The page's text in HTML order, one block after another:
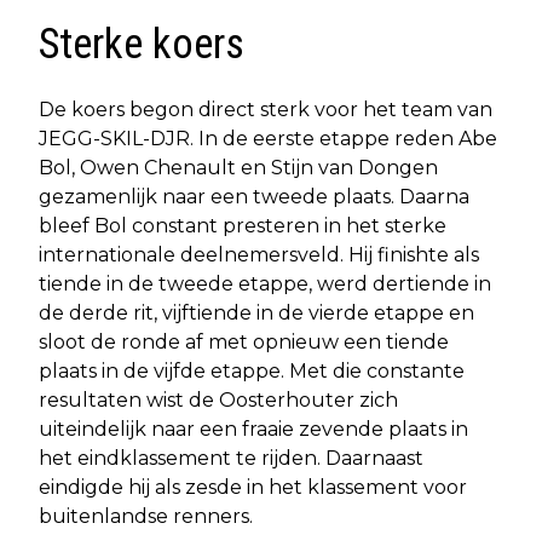
Sterke koers
De koers begon direct sterk voor het team van
JEGG-SKIL-DJR. In de eerste etappe reden Abe
Bol, Owen Chenault en Stijn van Dongen
gezamenlijk naar een tweede plaats. Daarna
bleef Bol constant presteren in het sterke
internationale deelnemersveld. Hij finishte als
tiende in de tweede etappe, werd dertiende in
de derde rit, vijftiende in de vierde etappe en
sloot de ronde af met opnieuw een tiende
plaats in de vijfde etappe. Met die constante
resultaten wist de Oosterhouter zich
uiteindelijk naar een fraaie zevende plaats in
het eindklassement te rijden. Daarnaast
eindigde hij als zesde in het klassement voor
buitenlandse renners.